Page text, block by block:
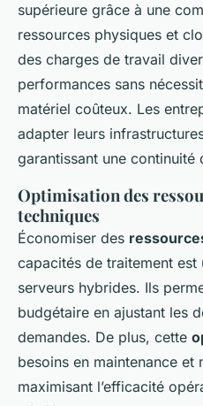
supérieure grâce à une
ressources physiques et
des charges de travail
performances sans
matériel coûteux. Les
adapter leurs
garantissant une continuité
Optimisation des
techniques
Économiser des
capacités de traitement est
serveurs hybrides. Ils
budgétaire en ajustant les
demandes. De plus, cette
besoins en maintenance et
maximisant l’efficacité